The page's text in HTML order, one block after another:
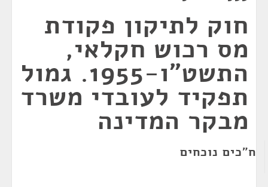
חוק לתיקון פקודת
מס רכוש חקלאי,
התשט"ו-1955. גמול
תפקיד לעובדי משרד
מבקר המדינה
ח"כים נוכחים